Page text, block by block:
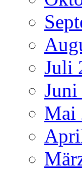
Juli
Juni
Mai